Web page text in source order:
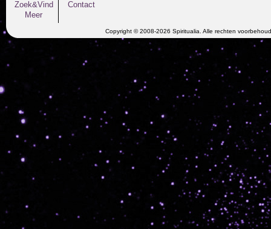
Zoek&Vind
Meer
Contact
Copyright © 2008-2026 Spiritualia. Alle rechten